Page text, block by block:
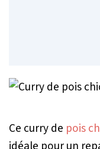
Ce curry de pois